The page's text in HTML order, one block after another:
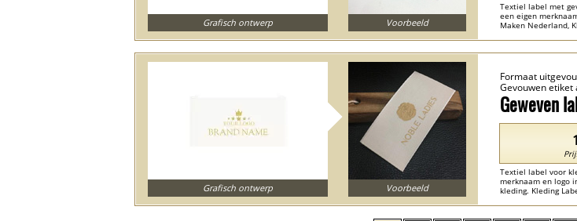
Textiel label met
een eigen
Maken Nederland,
Grafisch ontwerp Voorbeeld
Geweven
Formaat
Gevouwen
Textiel label voor
merknaam en logo
kleding. Kleding
Grafisch ontwerp Voorbeeld